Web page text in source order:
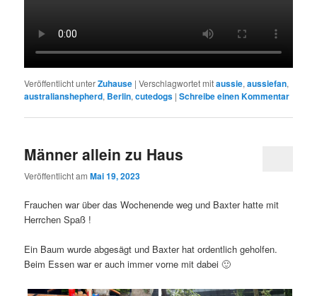
Veröffentlicht unterZuhause |Verschlagwortet mitaussie,aussiefan,
australianshepherd, Berlin,cutedogs |Schreibe einen Kommentar
Männer allein zu Haus
Veröffentlicht amMai 19, 2023
Frauchen war über das Wochenende weg und Baxter hatte mit
Herrchen Spaß !
Ein Baum wurde abgesägt und Baxter hat ordentlich geholfen.
Beim Essen war er auch immer vorne mit dabei 🙂